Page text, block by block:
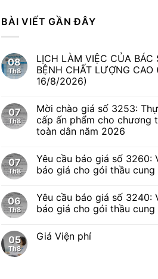
BÀI VIẾT GẦN ĐÂY
08
Th8
LỊCH LÀM VIỆC CỦA
BỆNH CHẤT LƯỢNG
16/8/2026)
07
Th8
Mời chào giá số 3253:
cấp ấn phẩm cho chương
toàn dân năm 2026
07
Th8
Yêu cầu báo giá số 3260:
báo giá cho gói thầu cung
06
Th8
Yêu cầu báo giá số 3240:
báo giá cho gói thầu
05
Th8
Giá Viện phí